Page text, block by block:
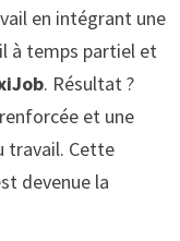
en intégrant une
à temps partiel et
. Résultat ?
et une
travail. Cette
devenue la